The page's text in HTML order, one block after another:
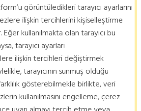
görüntüledikleri tarayıcı ayarlarını
ilişkin tercihlerini kişiselleştirme
Eğer kullanılmakta olan tarayıcı bu
tarayıcı ayarları
ilişkin tercihleri değiştirmek
tarayıcının sunmuş olduğu
gösterebilmekle birlikte, veri
kullanılmasını engelleme, çerez